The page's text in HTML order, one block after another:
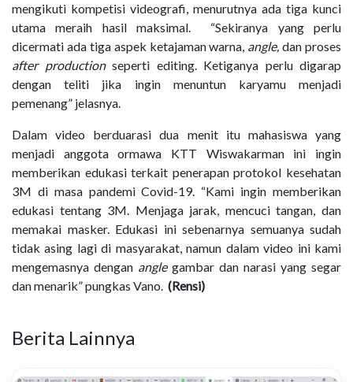
mengikuti kompetisi videografi, menurutnya ada tiga kunci
utama meraih hasil maksimal.
“Sekiranya yang perlu
dicermati ada tiga aspek ketajaman warna, angle, dan proses
after productionseperti editing. Ketiganya perlu digarap
dengan teliti jika ingin menuntun karyamu menjadi
pemenang” jelasnya.
Dalam video berduarasi dua menit itu mahasiswa yang
menjadi anggota ormawa KTT Wiswakarman ini ingin
memberikan edukasi terkait penerapan protokol kesehatan
3M di masa pandemi Covid-19. “Kami ingin memberikan
edukasi tentang 3M. Menjaga jarak, mencuci tangan, dan
memakai masker. Edukasi ini sebenarnya semuanya sudah
tidak asing lagi di masyarakat, namun dalam video ini kami
mengemasnya dengan anglegambar dan narasi yang segar
dan menarik” pungkas Vano. (Rensi)
Berita Lainnya